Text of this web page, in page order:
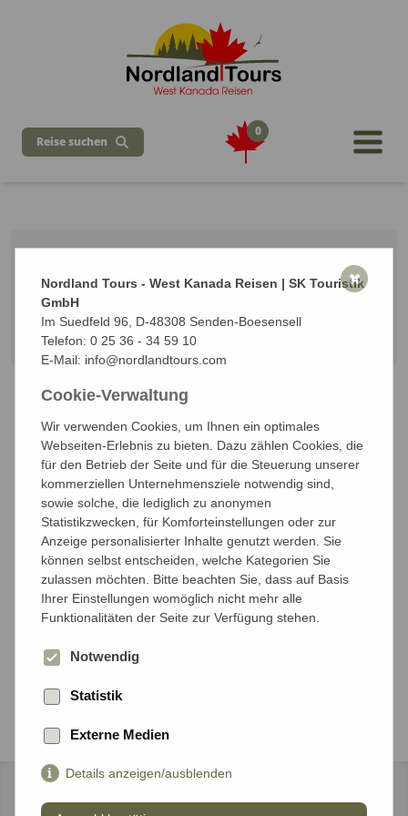
Reise suchen
0
22 Tage ab Calgary / bis Vancouver
Vom 05.06.2027 bis zum 26.06.2027 (22 Tage)
Start: Calgary | Ziel: Vancouver
Mit wieviel Personen möchten Sie reisen?
Anzahl Erwachsene*
Anzahl Kinder unter 18 Jahren*
Nordland Tours - West Kanada Reisen | SK Touristik
GmbH
Im Suedfeld 96, D-48308 Senden-Boesensell
Telefon: 0 25 36 - 34 59 10
E-Mail: info@nordlandtours.com
Cookie-Verwaltung
Wir verwenden Cookies, um Ihnen ein optimales
Webseiten-Erlebnis zu bieten. Dazu zählen Cookies, die
für den Betrieb der Seite und für die Steuerung unserer
kommerziellen Unternehmensziele notwendig sind,
sowie solche, die lediglich zu anonymen
Statistikzwecken, für Komforteinstellungen oder zur
Anzeige personalisierter Inhalte genutzt werden. Sie
können selbst entscheiden, welche Kategorien Sie
zulassen möchten. Bitte beachten Sie, dass auf Basis
Ihrer Einstellungen womöglich nicht mehr alle
Funktionalitäten der Seite zur Verfügung stehen.
Notwendig
Statistik
Externe Medien
Details anzeigen/ausblenden
✖